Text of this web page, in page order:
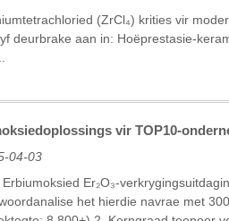
(ZrCl₄) krities vir
deurbrake aan in: Hoëprestasie-
vir TOP10-
04-03
Er₂O₃-
het hierdie navrae met